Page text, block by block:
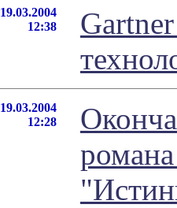
19.03.2004
12:38
19.03.2004
12:28